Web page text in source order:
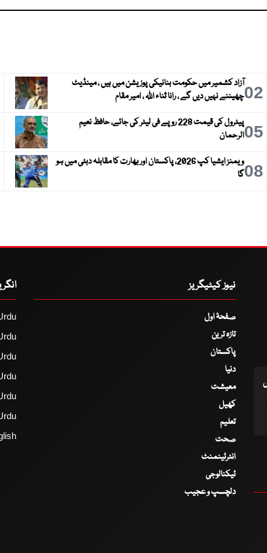
02آزاد کشمیر میں حکومت بنانیکی پوزیشن میں ہیں ، مینڈیٹ
چھیننے نہیں دیں گے ، رانا ثناء اللہ ، امیر مقام
05
پیٹرول کی قیمت 228 روپے فی لیٹر کی جائے، حافظ نعیم
الرحمان
08
ویمنز ایشیا کپ 2026، پاکستان اور بھارت کا مقابلہ دبئی میں ہو
گا
نیوز کیٹیگریز
صفحۂ اول
تازہ ترین
پاکستان
دنیا
معیشت
کھیل
تعلیم
صحت
انٹرٹینمنٹ
ٹیکنالوجی
دلچسپ و عجیب